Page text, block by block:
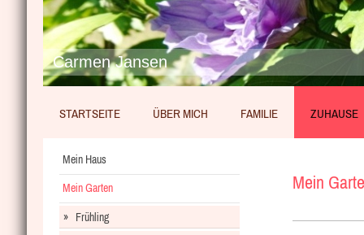
Carmen Jansen
STARTSEITE ÜBER MICH FAMILIE ZUHAUSE
Mein
Mein Haus
Mein Garten
Frühling